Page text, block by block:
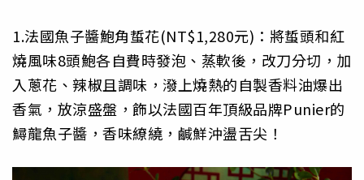
1.法國魚子醬鮑角蜇花(NT$1,280元)：將蜇頭和紅
燒風味8頭鮑各自費時發泡、蒸軟後，改刀分切，加
入蔥花、辣椒且調味，潑上燒熱的自製香料油爆出
香氣，放涼盛盤，飾以法國百年頂級品牌Punier的
鱘龍魚子醬，香味繚繞，鹹鮮沖盪舌尖！